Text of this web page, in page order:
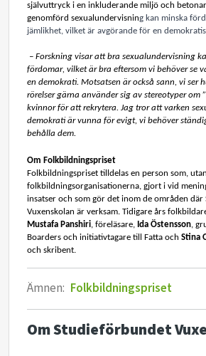
självuttryck i en inkluderande miljö och betonar
genomförd sexualundervisning kan minska
jämlikhet, vilket är avgörande för en
– Forskning visar att bra sexualundervisning
fördomar, vilket är bra eftersom vi behöver se
en demokrati. Motsatsen är också sann, vi ser
rörelser gärna använder sig av stereotyper om
kvinnor för att rekrytera. Jag tror att varken
demokrati är vunna för evigt, vi behöver
behålla dem.
Om Folkbildningspriset
Folkbildningspriset tilldelas en person som,
folkbildningsorganisationerna, gjort i vid
insatser och som gör det inom de områden
Mustafa Panshiri, föreläsare, Ida Östensson,
Boarders och initiativtagare till Fatta och Stina
och skribent.
Ämnen: Folkbildningspriset
Om Studieförbundet